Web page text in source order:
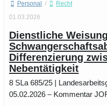
Personal /
Recht
01.03.2026
Dienstliche
Differenzierung
Nebentätigkeit
8 SLa 685/25 |
05.02.2026 – Kommentar